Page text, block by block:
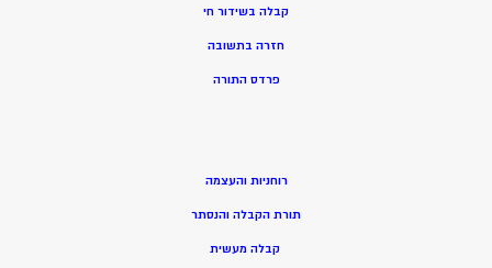
קבלה בשידור חי
חזרה בתשובה
פרדס התורה
רוחניות והעצמה
תורת הקבלה והנסתר
קבלה מעשית